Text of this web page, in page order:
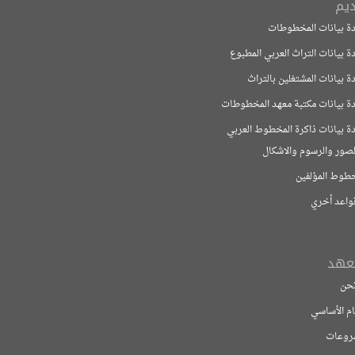
المخطوطات
التراث العربي المطبوع
المشتغلين بالتراث
مكتبة معهد المخطوطات
ذاكرة المخطوط العربي
والاشكال